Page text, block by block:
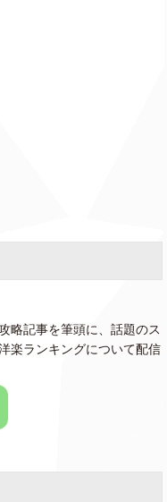
略記事を筆頭に、話題のス
楽ランキングについて配信